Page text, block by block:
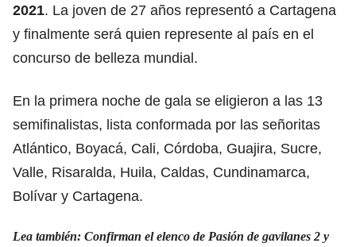
2021. La joven de 27 años representó a Cartagena
y finalmente será quien represente al país en el
concurso de belleza mundial.
En la primera noche de gala se eligieron a las 13
semifinalistas, lista conformada por las señoritas
Atlántico, Boyacá, Cali, Córdoba, Guajira, Sucre,
Valle, Risaralda, Huila, Caldas, Cundinamarca,
Bolívar y Cartagena.
Lea también: Confirman el elenco de Pasión de gavilanes 2 y